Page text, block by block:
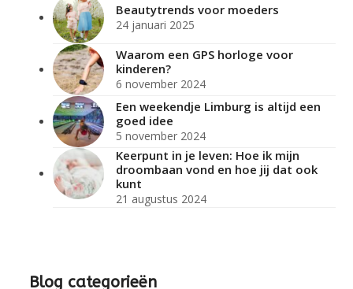
Beautytrends voor moeders
24 januari 2025
Waarom een GPS horloge voor
kinderen?
6 november 2024
Een weekendje Limburg is altijd een
goed idee
5 november 2024
Keerpunt in je leven: Hoe ik mijn
droombaan vond en hoe jij dat ook
kunt
21 augustus 2024
Blog categorieën